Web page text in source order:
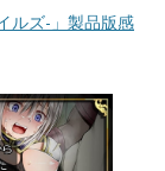
ルズ-」製品版感